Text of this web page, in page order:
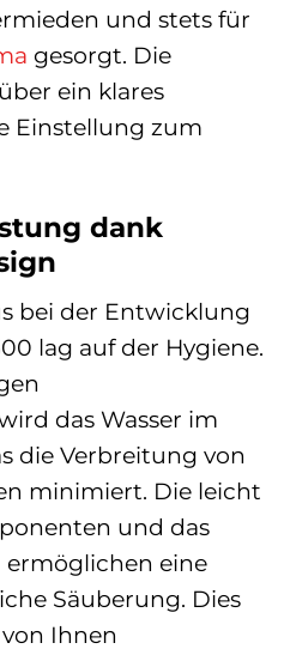
und stets für
gesorgt. Die
ein klares
Einstellung zum
dank
bei der Entwicklung
lag auf der Hygiene.
das Wasser im
die Verbreitung von
minimiert. Die leicht
und das
eine
Säuberung. Dies
Ihnen